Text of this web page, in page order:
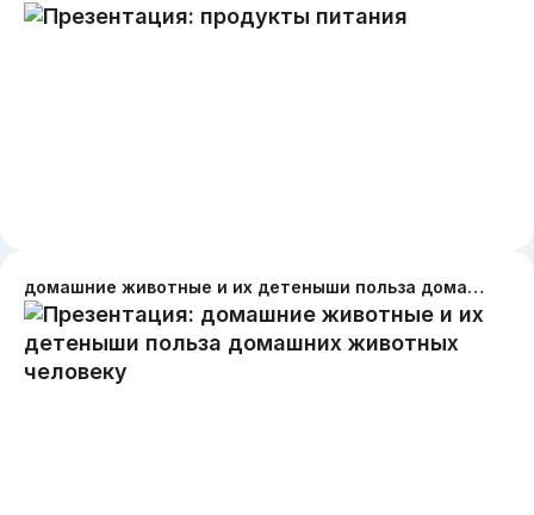
домашние животные и их детеныши польза домашних животных человеку